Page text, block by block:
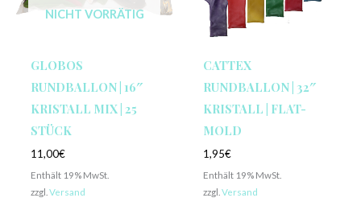
NICHT VORRÄTIG
GLOBOS
RUNDBALLON | 16″
KRISTALL MIX | 25
STÜCK
11,00€
Enthält 19% MwSt.
zzgl. Versand
CATTEX
RUNDBALLON | 32″
KRISTALL | FLAT-
MOLD
1,95€
Enthält 19% MwSt.
zzgl. Versand